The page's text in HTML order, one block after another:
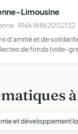
Limousine
· RNA W862002132
d'amitié et de
de fonds (vide-
et développement